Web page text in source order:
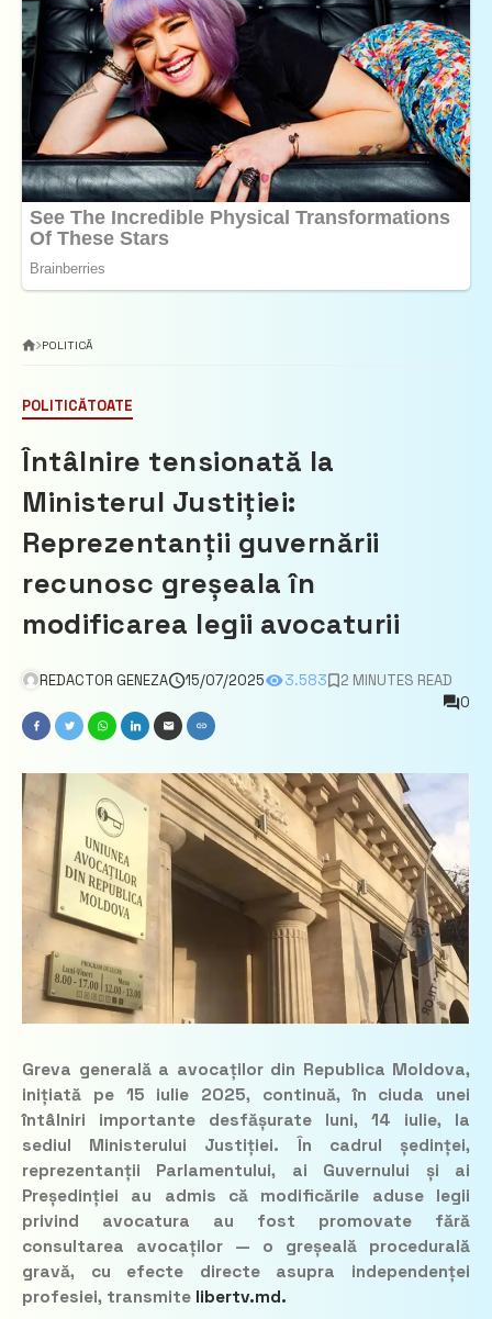
POLITICĂ
POLITICĂTOATE
Întâlnire tensionată la
Ministerul Justiției:
Reprezentanții guvernării
recunosc greșeala în
modificarea legii avocaturii
REDACTOR GENEZA 15/07/2025 3.583
2 MINUTES READ
0
Greva generală a avocaților din Republica Moldova,
inițiată pe 15 iulie 2025, continuă, în ciuda unei
întâlniri importante desfășurate luni, 14 iulie, la
sediul Ministerului Justiției. În cadrul ședinței,
reprezentanții Parlamentului, ai Guvernului și ai
Președinției au admis că modificările aduse legii
privind avocatura au fost promovate fără
consultarea avocaților — o greșeală procedurală
gravă, cu efecte directe asupra independenței
profesiei, transmite libertv.md.